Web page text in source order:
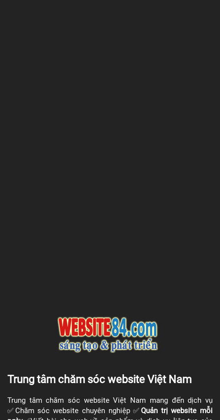
Trung tâm chăm sóc website Việt Nam
Trung tâm chăm sóc website Việt Nam mang đến dịch vụ
✅Chăm sóc website chuyên nghiệp ✅​Quản trị website mỗi